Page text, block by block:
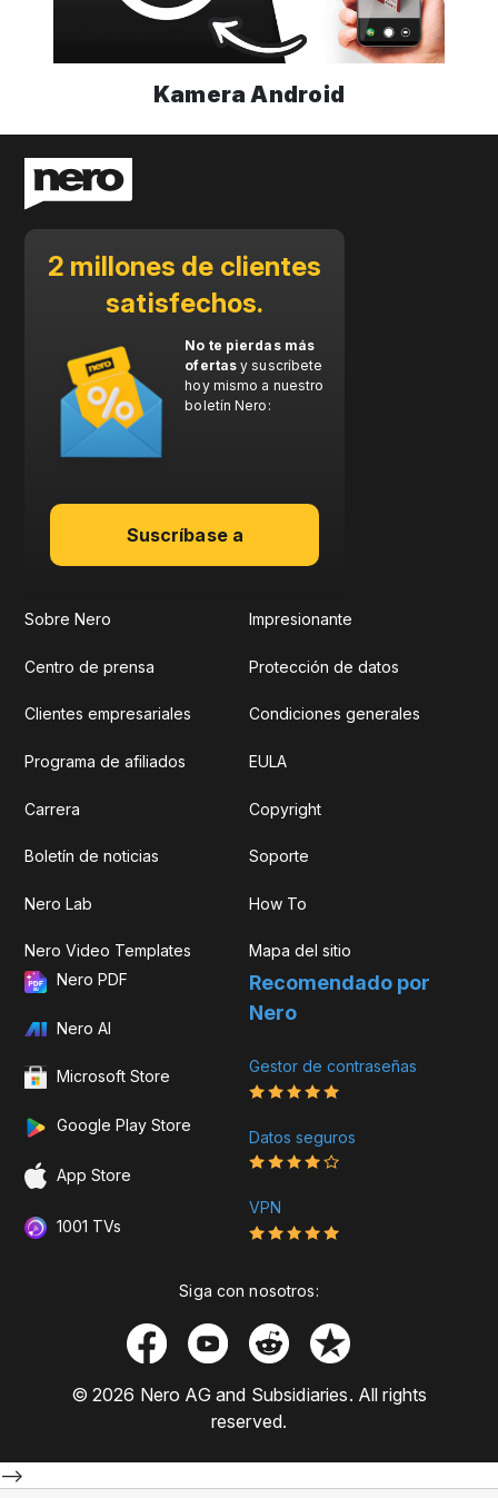
Kamera Android
2 millones de clientes
satisfechos.
No te pierdas más
ofertas y suscríbete
hoy mismo a nuestro
boletín Nero:
Suscríbase a
Sobre Nero
Centro de prensa
Clientes empresariales
Programa de afiliados
Carrera
Boletín de noticias
Nero Lab
Nero Video Templates
Impresionante
Protección de datos
Condiciones generales
EULA
Copyright
Soporte
How To
Mapa del sitio
Nero PDF
Nero AI
Microsoft Store
Google Play Store
App Store
1001 TVs
Recomendado por
Nero
Gestor de contraseñas
Datos seguros
VPN
Siga con nosotros:
© 2026 Nero AG and Subsidiaries. All rights
reserved.
-->